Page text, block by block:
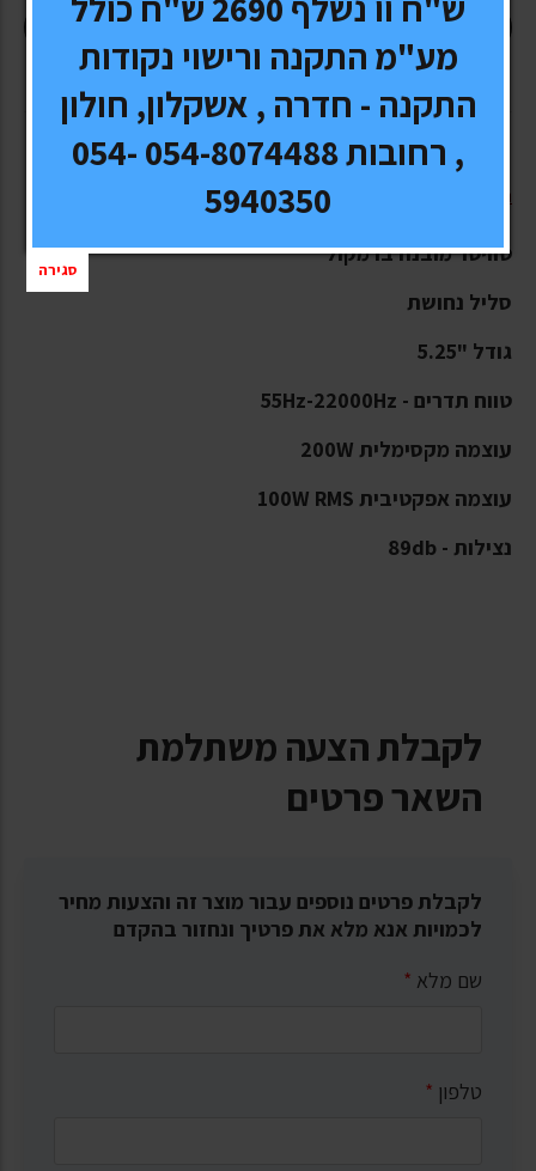
קנה עכשיו
רמקולים Morel Tempo Coax "5.25
טוויטר מובנה ברמקול
סליל נחושת
גודל "5.25
טווח תדרים - 55Hz-22000Hz
עוצמה מקסימלית 200W
עוצמה אפקטיבית 100W RMS
נצילות - 89db
לקבלת הצעה משתלמת
השאר פרטים
לקבלת פרטים נוספים עבור מוצר זה והצעות מחיר
לכמויות אנא מלא את פרטיך ונחזור בהקדם
שם מלא *
טלפון *
מע"מ התקנה ורישוי נקודות
התקנה - חדרה , אשקלון, חולון
, רחובות 054-8074488 054-
5940350
סגירה